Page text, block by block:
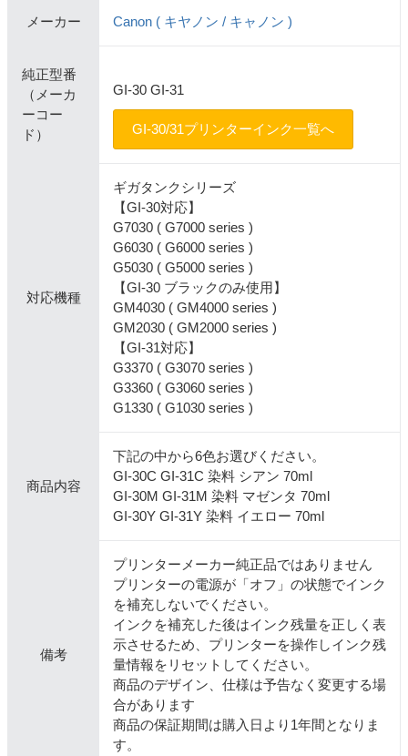
メーカー Canon ( キヤノン / キャノン )
純正型番
（メーカ
ーコー
ド）
GI-30 GI-31
GI-30/31プリンターインク一覧へ
対応機種
ギガタンクシリーズ
【GI-30対応】
G7030 ( G7000 series )
G6030 ( G6000 series )
G5030 ( G5000 series )
【GI-30 ブラックのみ使用】
GM4030 ( GM4000 series )
GM2030 ( GM2000 series )
【GI-31対応】
G3370 ( G3070 series )
G3360 ( G3060 series )
G1330 ( G1030 series )
商品内容
下記の中から6色お選びください。
GI-30C GI-31C 染料 シアン 70ml
GI-30M GI-31M 染料 マゼンタ 70ml
GI-30Y GI-31Y 染料 イエロー 70ml
備考
プリンターメーカー純正品ではありません
プリンターの電源が「オフ」の状態でインク
を補充しないでください。
インクを補充した後はインク残量を正しく表
示させるため、プリンターを操作しインク残
量情報をリセットしてください。
商品のデザイン、仕様は予告なく変更する場
合があります
商品の保証期間は購入日より1年間となりま
す。